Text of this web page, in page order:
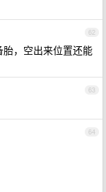
62
，空出来位置还能
63
64